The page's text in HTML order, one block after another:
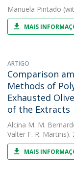
Manuela Pintado
MAIS
ARTIGO
Comparison
Methods of
Exhausted
of the Extracts
Alcina M. M.
Valter F. R. Martins).
MAIS